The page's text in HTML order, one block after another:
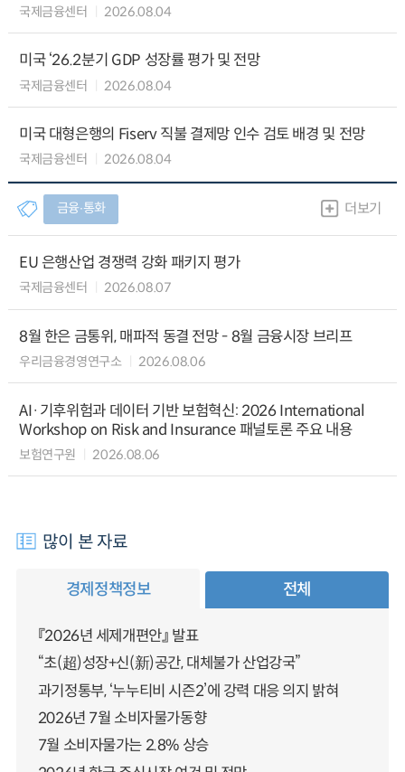
국제금융센터 2026.08.04
미국 ‘26.2분기 GDP 성장률 평가 및 전망
국제금융센터 2026.08.04
미국 대형은행의 Fiserv 직불 결제망 인수 검토 배경 및 전망
국제금융센터 2026.08.04
금융∙통화 더보기
EU 은행산업 경쟁력 강화 패키지 평가
국제금융센터 2026.08.07
8월 한은 금통위, 매파적 동결 전망 - 8월 금융시장 브리프
우리금융경영연구소 2026.08.06
AI·기후위험과 데이터 기반 보험혁신: 2026 International
Workshop on Risk and Insurance 패널토론 주요 내용
보험연구원 2026.08.06
많이 본 자료
경제정책정보 전체
『2026년 세제개편안』 발표
“초(超)성장+신(新)공간, 대체불가 산업강국”
과기정통부, ‘누누티비 시즌2’에 강력 대응 의지 밝혀
2026년 7월 소비자물가동향
7월 소비자물가는 2.8% 상승